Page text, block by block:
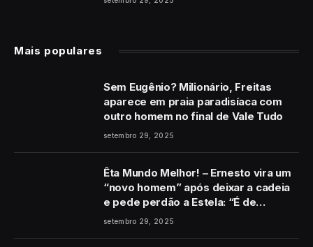
Mais populares
Sem Eugênio? Milionário, Freitas
aparece em praia paradisíaca com
outro homem no final de Vale Tudo
setembro 29, 2025
Êta Mundo Melhor! – Ernesto vira um
“novo homem” após deixar a cadeia
e pede perdão a Estela: “É de
coração”
setembro 29, 2025